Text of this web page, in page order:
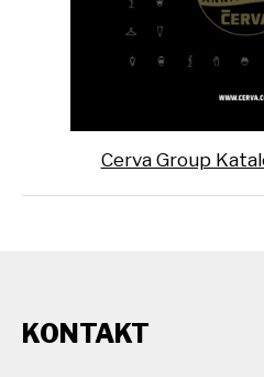
Cerva Group
KONTAKT